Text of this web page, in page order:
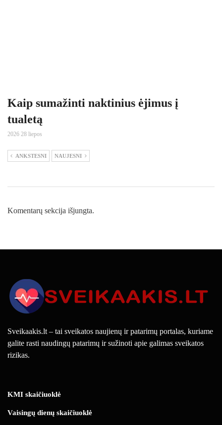
Kaip sumažinti naktinius ėjimus į
tualetą
2026 28 liepos
ANKSTESNI NAUJESNI
Komentarų sekcija išjungta.
Sveikaakis.lt – tai sveikatos naujienų ir patarimų portalas, kuriame
galite rasti naudingų patarimų ir sužinoti apie galimas sveikatos
rizikas.
KMI skaičiuoklė
Vaisingų dienų skaičiuoklė